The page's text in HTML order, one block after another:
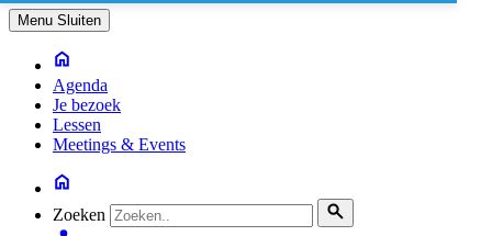
Menu Sluiten
Agenda
Je bezoek
Lessen
Meetings & Events
Zoeken